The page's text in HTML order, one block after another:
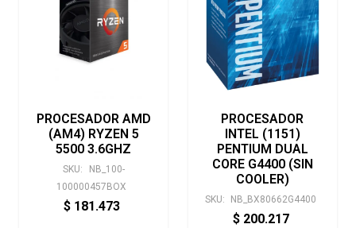
PROCESADOR AMD
(AM4) RYZEN 5
5500 3.6GHZ
SKU:
NB_100-
100000457BOX
$ 181.473
PROCESADOR
INTEL (1151)
PENTIUM DUAL
CORE G4400 (SIN
COOLER)
SKU: NB_BX80662G4400
$ 200.217